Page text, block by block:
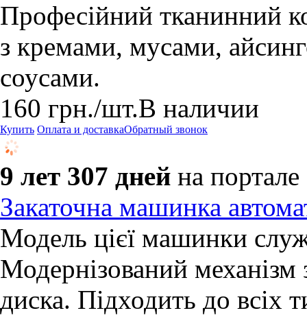
Професійний тканинний
з кремами, мусами,
соусами.
160 грн./шт.В наличии
Купить Оплата и доставкаОбратный звонок
9 лет 307 дней на портале
Закаточна машинка
Модель цієї машинки
Модернізований механізм
диска. Підходить до всіх